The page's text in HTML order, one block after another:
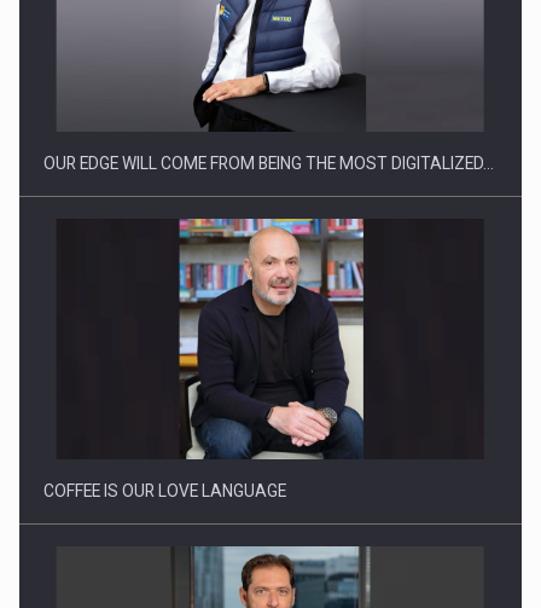
Producatorii si comerciantii care nu se supun noilor
Proteinmaxxing and the Future of Protein Demand
OUR EDGE WILL COME FROM BEING THE MOST DIGITALIZED…
COFFEE IS OUR LOVE LANGUAGE